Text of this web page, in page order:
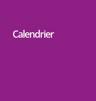
Calendrier